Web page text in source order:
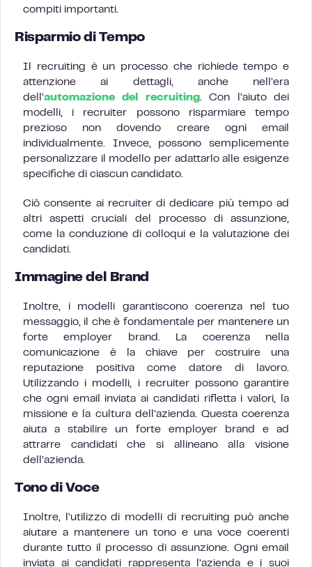
compiti importanti.
Risparmio di Tempo
Il recruiting è un processo che richiede tempo e
attenzione ai dettagli, anche nell’era
dell’automazione del recruiting. Con l’aiuto dei
modelli, i recruiter possono risparmiare tempo
prezioso non dovendo creare ogni email
individualmente. Invece, possono semplicemente
personalizzare il modello per adattarlo alle esigenze
specifiche di ciascun candidato.
Ciò consente ai recruiter di dedicare più tempo ad
altri aspetti cruciali del processo di assunzione,
come la conduzione di colloqui e la valutazione dei
candidati.
Immagine del Brand
Inoltre, i modelli garantiscono coerenza nel tuo
messaggio, il che è fondamentale per mantenere un
forte employer brand. La coerenza nella
comunicazione è la chiave per costruire una
reputazione positiva come datore di lavoro.
Utilizzando i modelli, i recruiter possono garantire
che ogni email inviata ai candidati rifletta i valori, la
missione e la cultura dell’azienda. Questa coerenza
aiuta a stabilire un forte employer brand e ad
attrarre candidati che si allineano alla visione
dell’azienda.
Tono di Voce
Inoltre, l’utilizzo di modelli di recruiting può anche
aiutare a mantenere un tono e una voce coerenti
durante tutto il processo di assunzione. Ogni email
inviata ai candidati rappresenta l’azienda e i suoi